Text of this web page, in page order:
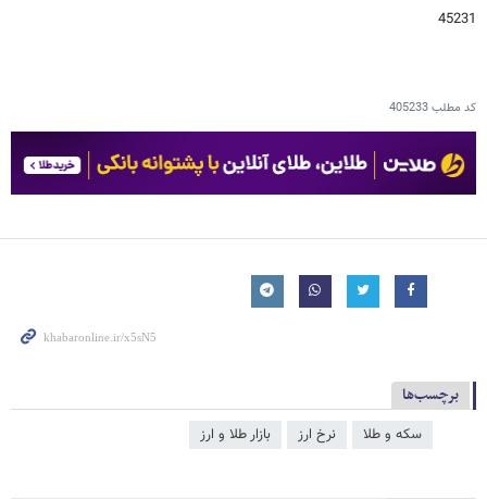
45231
کد مطلب405233
برچسب‌ها
سکه و طلا نرخ ارز بازار طلا و ارز